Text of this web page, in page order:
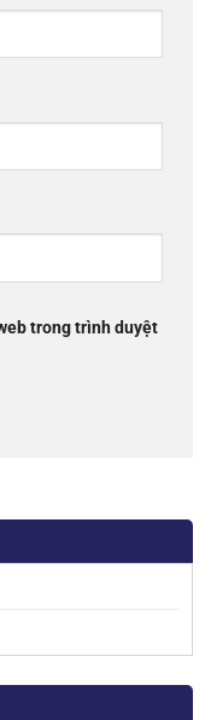
trong trình duyệt